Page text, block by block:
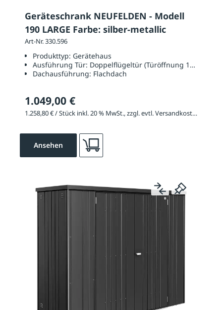
Geräteschrank NEUFELDEN - Modell
190 LARGE Farbe: silber-metallic
Art-Nr. 330.596
Produkttyp: Gerätehaus
Ausführung Tür: Doppelflügeltür (Türöffnung 1350 x
Dachausführung: Flachdach
1.049,00 €
1.258,80 € / Stück inkl. 20 % MwSt., zzgl. evtl. Versandkosten
Ansehen